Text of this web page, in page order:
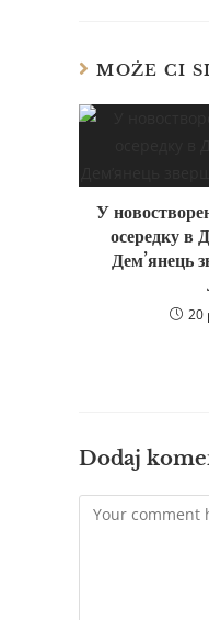
MOŻE CI
У
осередку в
Дем’янець
20
Dodaj